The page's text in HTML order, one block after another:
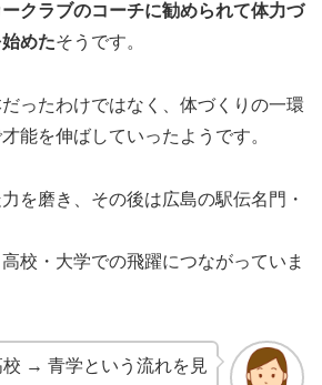
クラブのコーチに勧められて体力づ
めたそうです。
ったわけではなく、体づくりの一環
能を伸ばしていったようです。
を磨き、その後は広島の駅伝名門・
校・大学での飛躍につながっていま
→ 青学という流れを見